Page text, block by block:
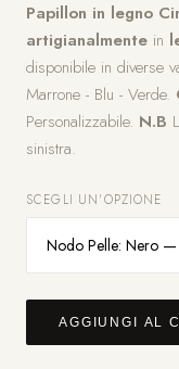
Papillon in legno
artigianalmente in
disponibile in diverse
Marrone - Blu - Verde.
Personalizzabile. N.B
sinistra.
SCEGLI UN'OPZIONE
AGGIUNGI AL